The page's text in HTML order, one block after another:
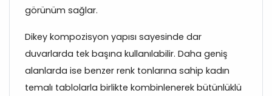
görünüm sağlar.
Dikey kompozisyon yapısı sayesinde dar
duvarlarda tek başına kullanılabilir. Daha geniş
alanlarda ise benzer renk tonlarına sahip kadın
temalı tablolarla birlikte kombinlenerek bütünlüklü